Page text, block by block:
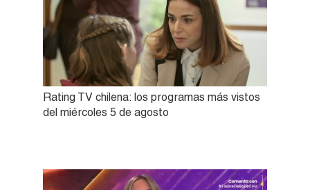
Rating TV chilena: los programas más vistos
del miércoles 5 de agosto